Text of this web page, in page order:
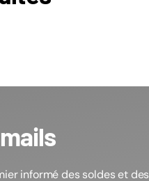
informé des soldes et des